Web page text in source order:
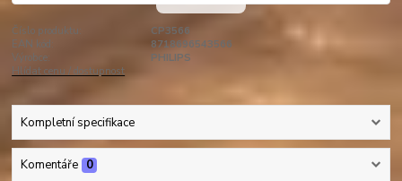
Číslo produktu:
CP3566
EAN kód:
8718696543566
Výrobce:
PHILIPS
Hlídat cenu / dostupnost
Kompletní specifikace
Komentáře 0